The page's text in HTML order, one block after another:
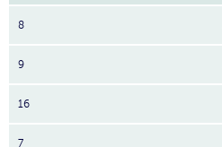
8
9
16
7